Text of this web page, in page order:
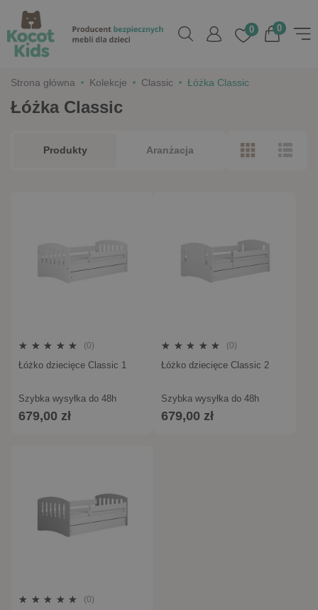
0
0
Strona główna Kolekcje Classic Łóżka Classic
Łóżka Classic
Produkty Aranżacja
(0)
Łóżko dziecięce Classic 1
Szybka wysyłka do 48h
679,00 zł
(0)
Łóżko dziecięce Classic 2
Szybka wysyłka do 48h
679,00 zł
(0)